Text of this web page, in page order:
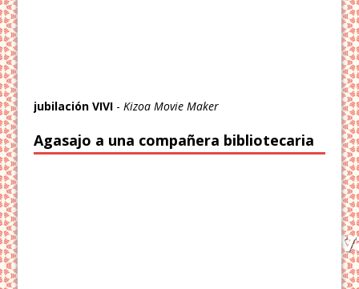
jubilación VIVI -Kizoa Movie Maker
Agasajo a una compañera bibliotecaria